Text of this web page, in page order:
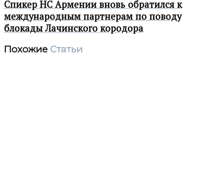
Спикер НС Армении вновь обратился к
международным партнерам по поводу
блокады Лачинского кородора
Похожие Статьи